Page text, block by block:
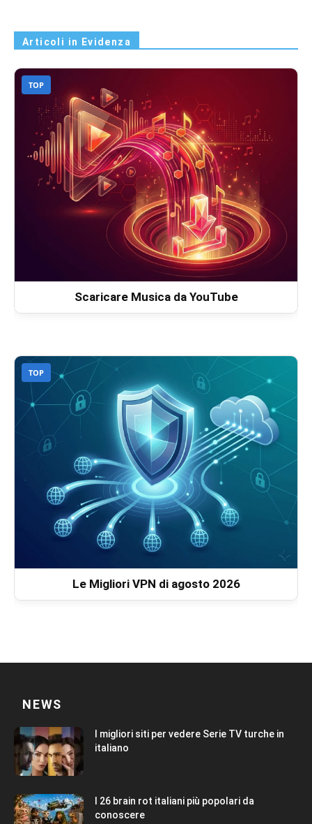
Articoli in Evidenza
TOP
Scaricare Musica da YouTube
TOP
Le Migliori VPN di agosto 2026
NEWS
I migliori siti per vedere Serie TV turche in
italiano
I 26 brain rot italiani più popolari da
conoscere